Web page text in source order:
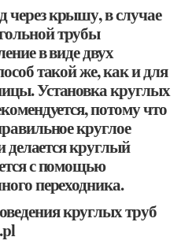
через крышу, в случае
трубы
в виде двух
такой же, как и для
Установка круглых
потому что
круглое
делается круглый
с помощью
переходника.
круглых труб